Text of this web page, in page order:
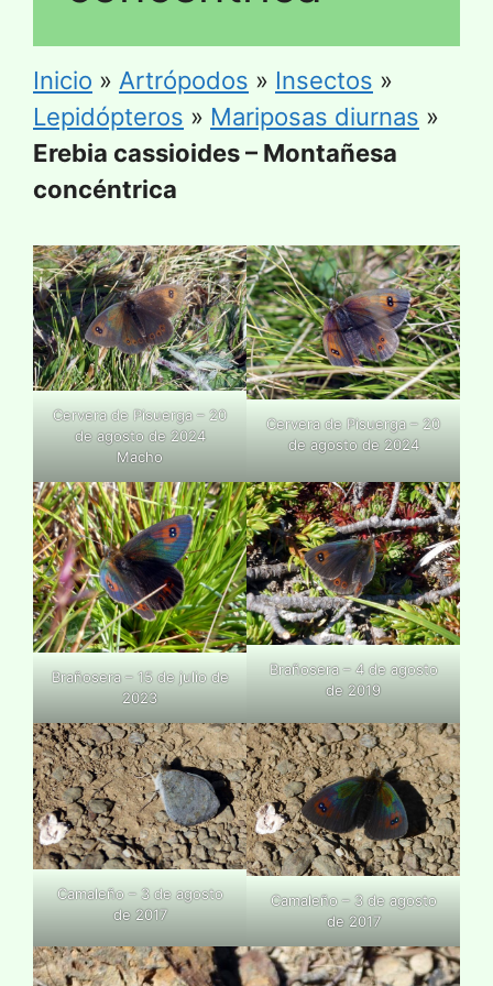
Inicio » Artrópodos » Insectos »
Lepidópteros » Mariposas diurnas »
Erebia cassioides – Montañesa
concéntrica
Cervera de Pisuerga – 20
de agosto de 2024
Macho
Cervera de Pisuerga – 20
de agosto de 2024
Brañosera – 15 de julio de
2023
Brañosera – 4 de agosto
de 2019
Camaleño – 3 de agosto
de 2017
Camaleño – 3 de agosto
de 2017